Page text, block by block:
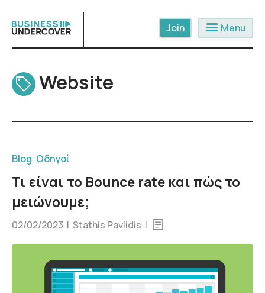
content
menu Menu
Website
Blog, Οδηγοί
Τι είναι το Bounce rate και πώς το
μειώνουμε;
02/02/2023 | Stathis Pavlidis |